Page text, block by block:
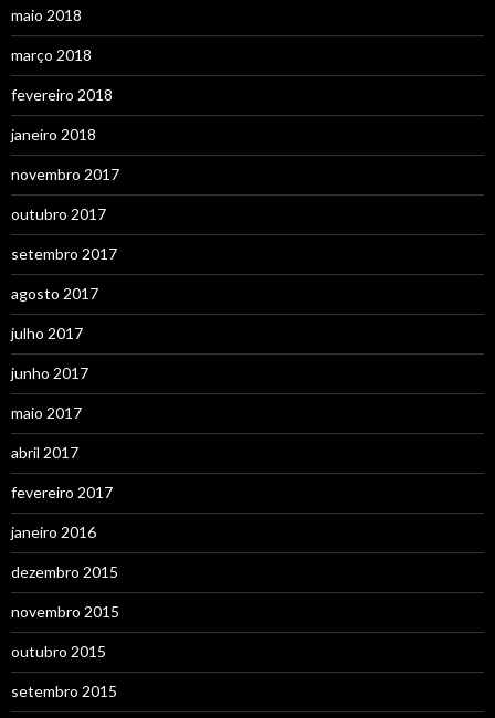
maio 2018
março 2018
fevereiro 2018
janeiro 2018
novembro 2017
outubro 2017
setembro 2017
agosto 2017
julho 2017
junho 2017
maio 2017
abril 2017
fevereiro 2017
janeiro 2016
dezembro 2015
novembro 2015
outubro 2015
setembro 2015